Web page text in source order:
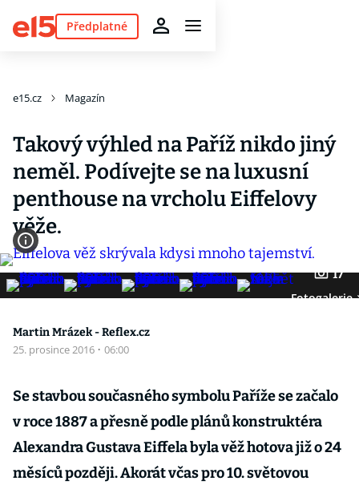
Předplatné
e15.cz Magazín
Takový výhled na Paříž nikdo jiný
neměl. Podívejte se na luxusní
penthouse na vrcholu Eiffelovy
věže.
17
Fotogalerie
Martin Mrázek - Reflex.cz
25. prosince 2016 · 06:00
Se stavbou současného symbolu Paříže se začalo
v roce 1887 a přesně podle plánů konstruktéra
Alexandra Gustava Eiffela byla věž hotova již o 24
měsíců později. Akorát včas pro 10. světovou